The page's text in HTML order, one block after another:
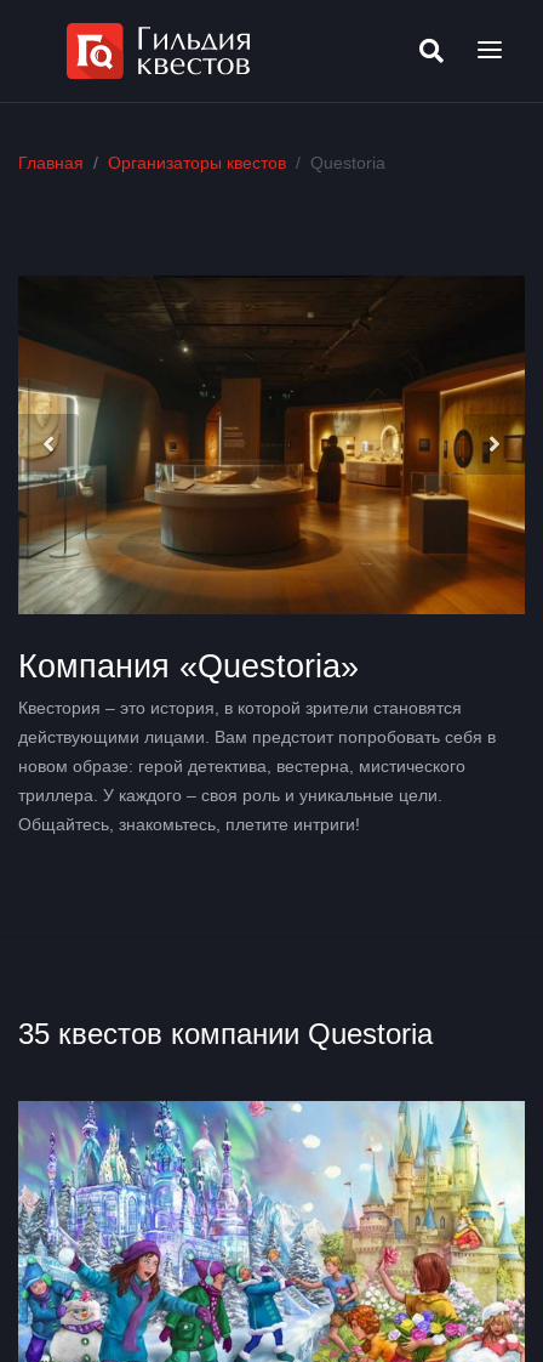
Главная Организаторы квестов Questoria
Компания «Questoria»
Квестория – это история, в которой зрители становятся
действующими лицами. Вам предстоит попробовать себя в
новом образе: герой детектива, вестерна, мистического
триллера. У каждого – своя роль и уникальные цели.
Общайтесь, знакомьтесь, плетите интриги!
35 квестов компании Questoria